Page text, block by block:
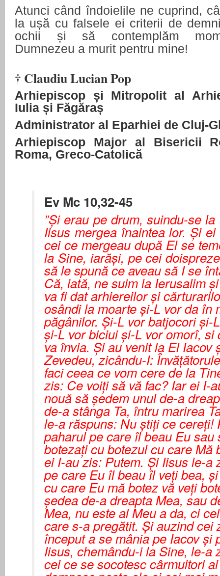
Atunci când îndoielile ne cuprind,
la ușă cu falsele ei criterii de
ochii și să contemplăm
Dumnezeu a murit pentru mine!
† Claudiu Lucian Pop
Arhiepiscop și Mitropolit al
Iulia și Făgăraș
Administrator al Eparhiei de Cluj-
Arhiepiscop Major al Bisericii
Roma, Greco-Catolică
Ev Mc 10,32-45
”Şi erau pe drum, suindu-se
Iisus mergea înaintea lor. Şi
cei ce mergeau după El se
la Sine, iarăşi, pe cei
să le spună ce aveau să I se
Că, iată, ne suim la Ierusalim
va fi dat arhiereilor şi
osândi la moarte şi-L vor da în
păgânilor. Şi-L vor batjocori şi-
şi-L vor biciui şi-L vor omorî, si
va învia. Şi au venit la El Iacov
Zevedeu, zicându-I:
faci ceea ce vom cere de la
zis: Ce voiţi să vă fac? Iar ei I-
nouă să şedem unul de-a
de-a stânga Ta, întru marirea
le-a răspuns: Nu ştiţi ce cereţi!
paharul pe care îl beau Eu sau
botezaţi cu botezul cu care Mă
ei I-au zis: Putem. Şi Iisus le-a
pe care Eu îl beau îl veţi bea,
cu care Eu mă botez vă veţi
şedea de-a dreapta Mea, sau
Mea, nu este al Meu a da, ci
care s-a pregătit. Şi auzind cei
început a se mânia pe Iacov şi
Iisus, chemându-i la Sine, le-a
cei ce se socotesc cârmuitori